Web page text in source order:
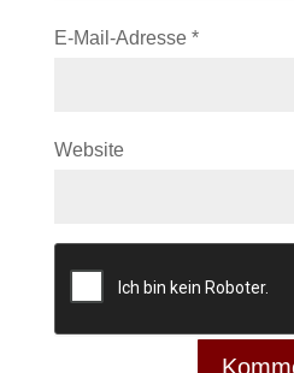
E-Mail-Adresse *
Website